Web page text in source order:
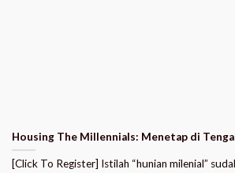
Housing The Millennials: Menetap di
[Click To Register] Istilah “hunian milenial”